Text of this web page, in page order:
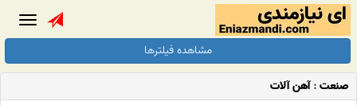
مشاهده فیلترها
صنعت:آهن آلات